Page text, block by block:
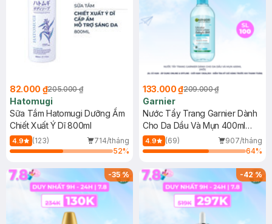
82.000 ₫205.000 ₫
Hatomugi
Sữa Tắm Hatomugi Dưỡng Ẩm
Chiết Xuất Ý Dĩ 800ml
4.9 (123)
714/tháng
52%
133.000 ₫209.000 ₫
Garnier
Nước Tẩy Trang Garnier Dành
Cho Da Dầu Và Mụn 400ml
(Mới)
4.9 (69)
907/tháng
64%
-35% -42%